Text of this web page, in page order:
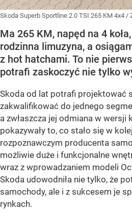
Skoda Superb Sportline 2.0 TSI 265 KM 4x4 /
Ma 265 KM, napęd na 4
rodzinna limuzyna, a
z hot hatchami. To nie
potrafi zaskoczyć nie tylko
Skoda od lat potrafi projektować
zakwalifikować do jednego
a zwłaszcza jej odmiana w wersji
pokazywały to, co stało się w
rozpoznawczym producenta
możliwie duże i funkcjonalne
wraz z wprowadzaniem modeli
Skoda udowodniła nie tylko, że
samochody, ale i z sukcesem je
rynkach.